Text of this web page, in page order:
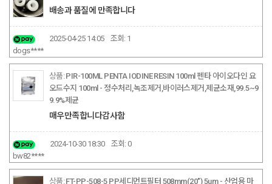
배송과 품질에 만족합니다
dogs****
2025-04-25 14:05 조회: 1
PIR-100ML PENTA IODINE RESIN 100ml 펜타 아이오다인 요
오드수지 100ml - 정수처리,녹조제거,바이러스제거,제균소재,99.5~9
9.9%제균
매우만족합니다감사함
bw82****
2024-10-30 18:30 조회: 0
FT-PP-508-5 PP세디먼트필터 508mm(20") 5um - 산업용 마